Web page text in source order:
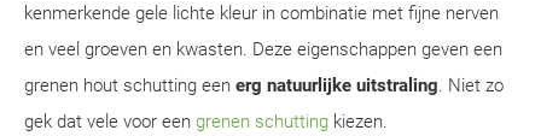
kenmerkende gele lichte kleur in combinatie met fijne nerven
en veel groeven en kwasten. Deze eigenschappen geven een
grenen hout schutting een erg natuurlijke uitstraling. Niet zo
gek dat vele voor een grenen schutting kiezen.